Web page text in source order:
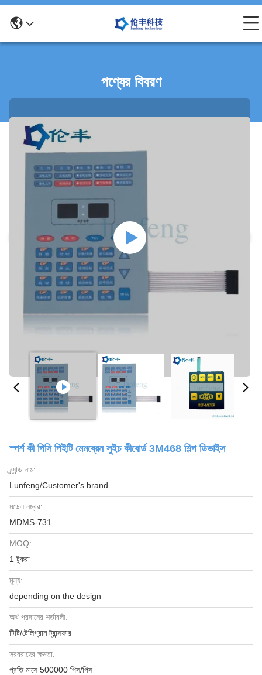
পণ্যের বিবরণ
স্পর্শ কী পিসি পিইটি মেমব্রেন সুইচ কীবোর্ড 3M468 শিল্প ডিভাইস
ব্র্যান্ড নাম:
Lunfeng/Customer's brand
মডেল নম্বর:
MDMS-731
MOQ:
1 টুকরা
মূল্য:
depending on the design
অর্থ প্রদানের শর্তাবলী:
টিটি/টেলিগ্রাম ট্রান্সফার
সরবরাহের ক্ষমতা:
প্রতি মাসে 500000 পিস/পিস